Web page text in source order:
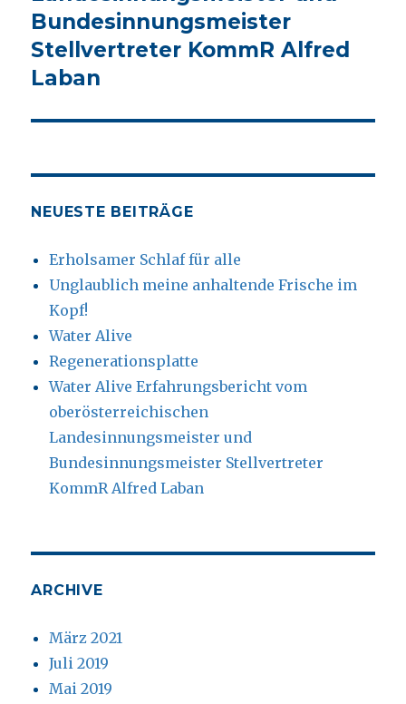
Bundesinnungsmeister
Stellvertreter KommR Alfred
Laban
NEUESTE BEITRÄGE
Erholsamer Schlaf für alle
Unglaublich meine anhaltende Frische im
Kopf!
Water Alive
Regenerationsplatte
Water Alive Erfahrungsbericht vom
oberösterreichischen
Landesinnungsmeister und
Bundesinnungsmeister Stellvertreter
KommR Alfred Laban
ARCHIVE
März 2021
Juli 2019
Mai 2019